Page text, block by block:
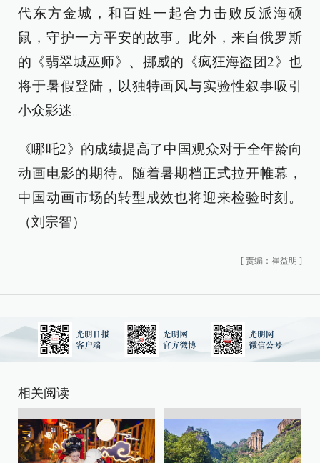
代东方金城，和百姓一起合力击败反派海硕
鼠，守护一方平安的故事。此外，来自俄罗斯
的《翡翠城巫师》、挪威的《疯狂海盗团2》也
将于暑假登陆，以独特画风与实验性叙事吸引
小众影迷。
《哪吒2》的成绩提高了中国观众对于全年龄向
动画电影的期待。随着暑期档正式拉开帷幕，
中国动画市场的转型成效也将迎来检验时刻。
（刘宗智）
[ 责编：崔益明 ]
相关阅读